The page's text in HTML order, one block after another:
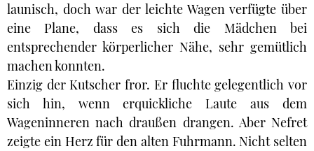
launisch, doch war der leichte Wagen verfügte über
eine Plane, dass es sich die Mädchen bei
entsprechender körperlicher Nähe, sehr gemütlich
machen konnten.
Einzig der Kutscher fror. Er fluchte gelegentlich vor
sich hin, wenn erquickliche Laute aus dem
Wageninneren nach draußen drangen. Aber Nefret
zeigte ein Herz für den alten Fuhrmann. Nicht selten